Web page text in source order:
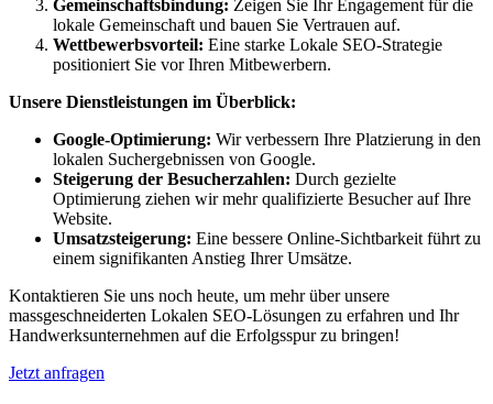
Gemeinschaftsbindung: Zeigen Sie Ihr Engagement für die
lokale Gemeinschaft und bauen Sie Vertrauen auf.
Wettbewerbsvorteil: Eine starke Lokale SEO-Strategie
positioniert Sie vor Ihren Mitbewerbern.
Unsere Dienstleistungen im Überblick:
Google-Optimierung: Wir verbessern Ihre Platzierung in den
lokalen Suchergebnissen von Google.
Steigerung der Besucherzahlen: Durch gezielte
Optimierung ziehen wir mehr qualifizierte Besucher auf Ihre
Website.
Umsatzsteigerung: Eine bessere Online-Sichtbarkeit führt zu
einem signifikanten Anstieg Ihrer Umsätze.
Kontaktieren Sie uns noch heute, um mehr über unsere
massgeschneiderten Lokalen SEO-Lösungen zu erfahren und Ihr
Handwerksunternehmen auf die Erfolgsspur zu bringen!
Jetzt anfragen